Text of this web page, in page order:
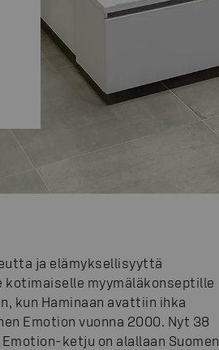
ja elämyksellisyyttä
kotimaiselle myymäläkonseptille
kun Haminaan avattiin ihka
Emotion vuonna 2000. Nyt 38
ketju on alallaan Suomen